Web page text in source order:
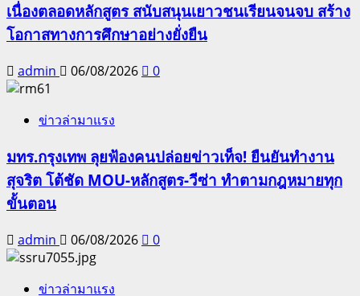
เนื่องตลอดหลักสูตร สนับสนุนเยาวชนเรียนจนจบ สร้าง
โอกาสทางการศึกษาอย่างยั่งยืน
admin 06/08/2026 0
ข่าวล่ามาแรง
มทร.กรุงเทพ ลุยฟ้องคนปล่อยข่าวเท็จ! ยืนยันทำงาน
สุจริต โต้ชัด MOU-หลักสูตร-วีซ่า ทำตามกฎหมายทุก
ขั้นตอน
admin 06/08/2026 0
ข่าวล่ามาแรง